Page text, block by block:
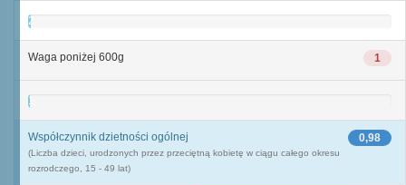
2
1
Waga poniżej 600g
1
0,98
Współczynnik dzietności ogólnej
(Liczba dzieci, urodzonych przez przeciętną kobietę w ciągu całego okresu
rozrodczego, 15 - 49 lat)